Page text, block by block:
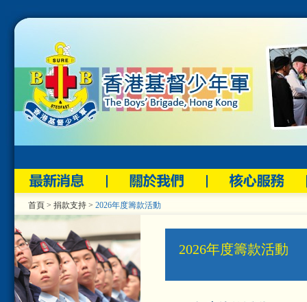
首頁 > 捐款支持 > 2026年度籌款活動
2026年度籌款活動